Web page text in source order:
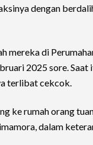
dengan
mereka di
2025 sore.
terlibat cekcok.
ke rumah orang
dalam